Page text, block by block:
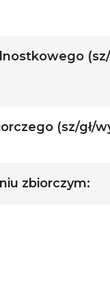
(sz/
(sz/gł/
zbiorczym: